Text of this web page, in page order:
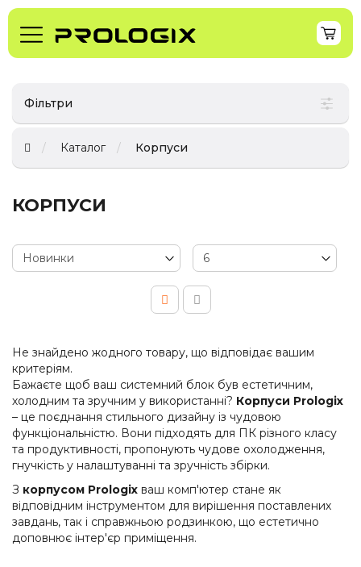
Фільтри
Каталог Корпуси
КОРПУСИ
Не знайдено жодного товару, що відповідає вашим
критеріям.
Бажаєте щоб ваш системний блок був естетичним,
холодним та зручним у використанні? Корпуси Prologix
– це поєднання стильного дизайну із чудовою
функціональністю. Вони підходять для ПК різного класу
та продуктивності, пропонують чудове охолодження,
гнучкість у налаштуванні та зручність збірки.
З корпусом Prologix ваш комп'ютер стане як
відповідним інструментом для вирішення поставлених
завдань, так і справжньою родзинкою, що естетично
доповнює інтер'єр приміщення.